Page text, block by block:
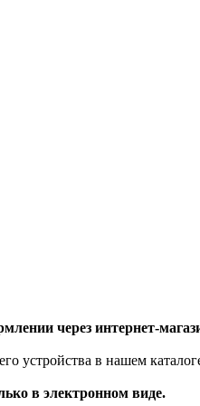
через интернет-
устройства в нашем
в электронном виде.